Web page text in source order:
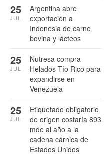
Argentina abre
exportación a
Indonesia de carne
bovina y lácteos
25
JUL
Nutresa compra
Helados Tío Rico para
expandirse en
Venezuela
25
JUL
Etiquetado obligatorio
de origen costaría 893
mde al año a la
cadena cárnica de
Estados Unidos
25
JUL